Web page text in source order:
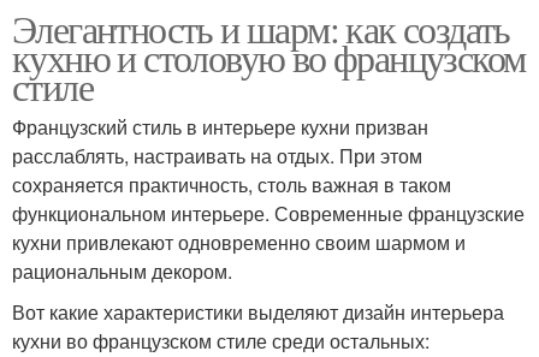
Элегантность и шарм: как создать
кухню и столовую во французском
стиле
Французский стиль в интерьере кухни призван
расслаблять, настраивать на отдых. При этом
сохраняется практичность, столь важная в таком
функциональном интерьере. Современные французские
кухни привлекают одновременно своим шармом и
рациональным декором.
Вот какие характеристики выделяют дизайн интерьера
кухни во французском стиле среди остальных: